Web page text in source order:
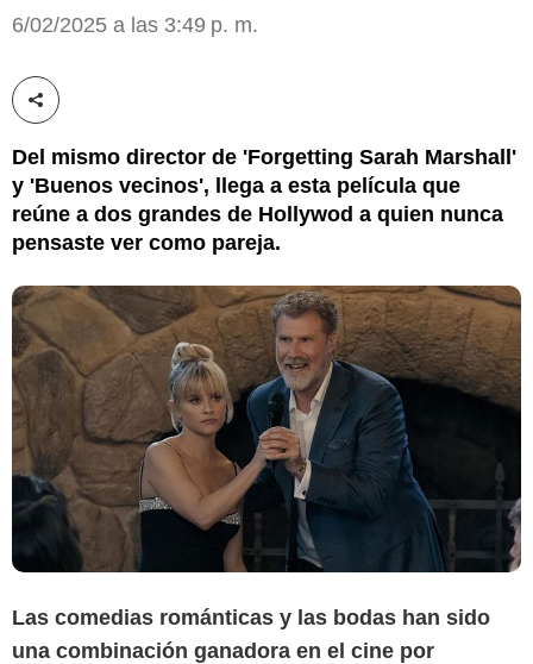
6/02/2025 a las 3:49 p. m.
Compartir esta noticia
Del mismo director de 'Forgetting Sarah Marshall'
y 'Buenos vecinos', llega a esta película que
reúne a dos grandes de Hollywod a quien nunca
pensaste ver como pareja.
Las comedias románticas y las bodas han sido
una combinación ganadora en el cine por